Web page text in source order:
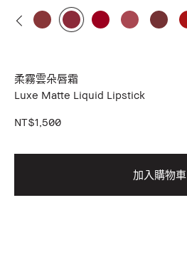
柔霧雲朵唇霜
Luxe Matte Liquid Lipstick
NT$1,500
加入購物車